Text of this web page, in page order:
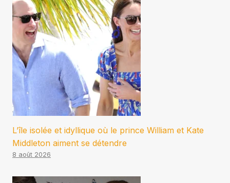
L’île isolée et idyllique où le prince William et Kate
Middleton aiment se détendre
8 août 2026